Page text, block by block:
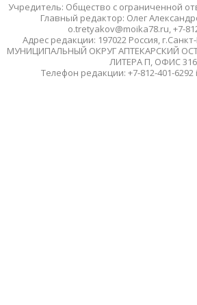
Учредитель: Общество с ограниченной
Главный редактор: Олег
o.tretyakov@moika78.ru, +7-
Адрес редакции: 197022 Россия,
МУНИЦИПАЛЬНЫЙ ОКРУГ АПТЕКАРСКИЙ
ЛИТЕРА П, ОФИС 316
Телефон редакции: +7-812-401-